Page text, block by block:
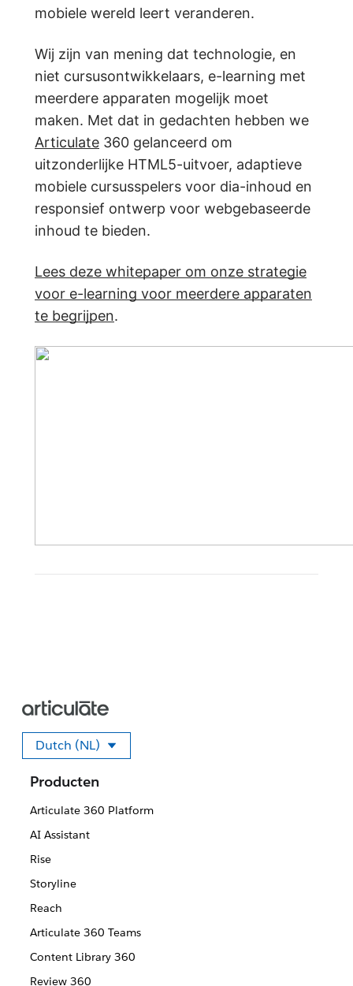
mobiele wereld leert veranderen.
Wij zijn van mening dat technologie, en
niet cursusontwikkelaars, e-learning met
meerdere apparaten mogelijk moet
maken. Met dat in gedachten hebben we
Articulate 360 gelanceerd om
uitzonderlijke HTML5-uitvoer, adaptieve
mobiele cursusspelers voor dia-inhoud en
responsief ontwerp voor webgebaseerde
inhoud te bieden.
Lees deze whitepaper om onze strategie
voor e-learning voor meerdere apparaten
te begrijpen.
Dutch (NL)
Selecteer uw taal.
Producten
Articulate 360 Platform
AI Assistant
Rise
Storyline
Reach
Articulate 360 Teams
Content Library 360
Review 360